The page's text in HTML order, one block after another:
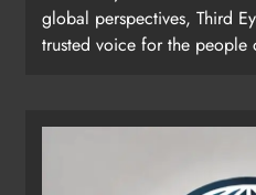
global perspectives, Third
trusted voice for the people